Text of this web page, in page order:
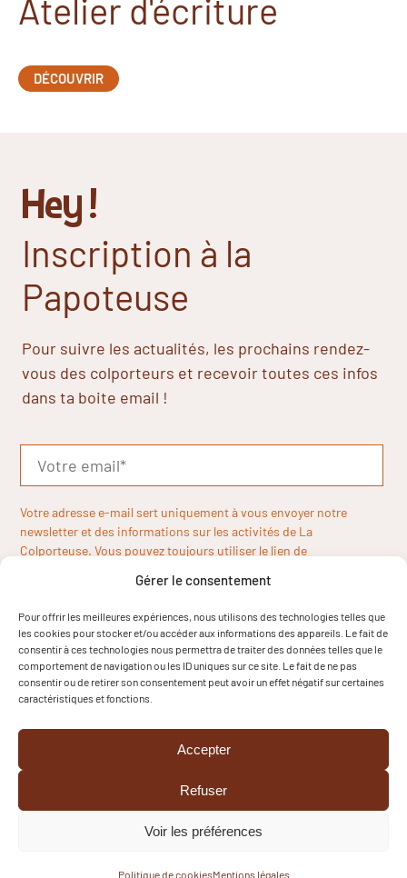
Gérer le consentement
Pour offrir les meilleures expériences, nous utilisons des technologies telles que
les cookies pour stocker et/ou accéder aux informations des appareils. Le fait de
consentir à ces technologies nous permettra de traiter des données telles que le
comportement de navigation ou les ID uniques sur ce site. Le fait de ne pas
consentir ou de retirer son consentement peut avoir un effet négatif sur certaines
caractéristiques et fonctions.
Accepter
Refuser
Voir les préférences
Politique de cookiesMentions légales
Atelier d'écriture
DÉCOUVRIR
Hey !
Inscription à la
Papoteuse
Pour suivre les actualités, les prochains rendez-
vous des colporteurs et recevoir toutes ces infos
dans ta boite email !
Votre adresse e-mail sert uniquement à vous envoyer notre
newsletter et des informations sur les activités de La
Colporteuse. Vous pouvez toujours utiliser le lien de